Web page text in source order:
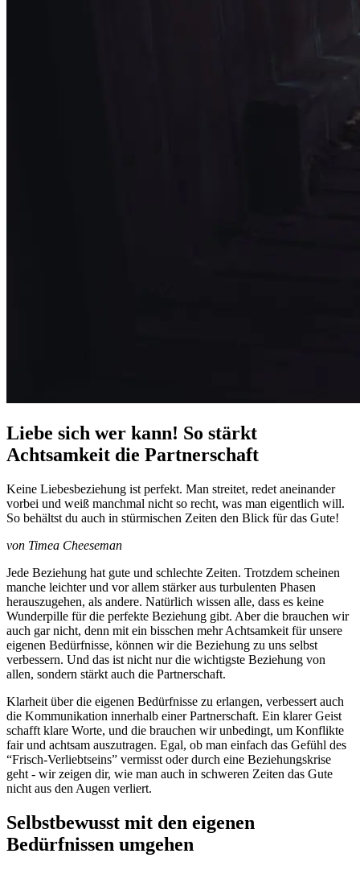
Liebe sich wer kann! So stärkt
Achtsamkeit die Partnerschaft
Keine Liebesbeziehung ist perfekt. Man streitet, redet aneinander
vorbei und weiß manchmal nicht so recht, was man eigentlich will.
So behältst du auch in stürmischen Zeiten den Blick für das Gute!
von Timea Cheeseman
Jede Beziehung hat gute und schlechte Zeiten. Trotzdem scheinen
manche leichter und vor allem stärker aus turbulenten Phasen
herauszugehen, als andere. Natürlich wissen alle, dass es keine
Wunderpille für die perfekte Beziehung gibt. Aber die brauchen wir
auch gar nicht, denn mit ein bisschen mehr Achtsamkeit für unsere
eigenen Bedürfnisse, können wir die Beziehung zu uns selbst
verbessern. Und das ist nicht nur die wichtigste Beziehung von
allen, sondern stärkt auch die Partnerschaft.
Klarheit über die eigenen Bedürfnisse zu erlangen, verbessert auch
die Kommunikation innerhalb einer Partnerschaft. Ein klarer Geist
schafft klare Worte, und die brauchen wir unbedingt, um Konflikte
fair und achtsam auszutragen. Egal, ob man einfach das Gefühl des
“Frisch-Verliebtseins” vermisst oder durch eine Beziehungskrise
geht - wir zeigen dir, wie man auch in schweren Zeiten das Gute
nicht aus den Augen verliert.
Selbstbewusst mit den eigenen
Bedürfnissen umgehen